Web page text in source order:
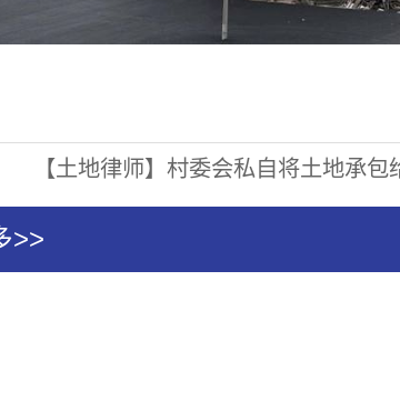
【土地律师】村委会私自将土地承包